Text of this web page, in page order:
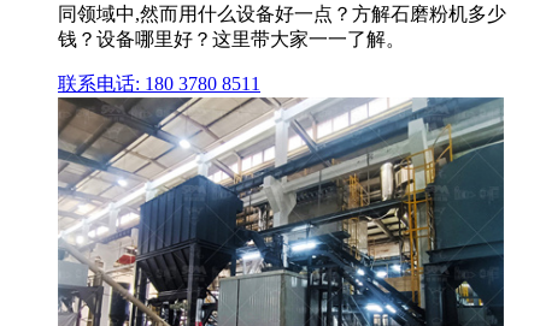
同领域中,然而用什么设备好一点？方解石磨粉机多少
钱？设备哪里好？这里带大家一一了解。
联系电话: 180 3780 8511